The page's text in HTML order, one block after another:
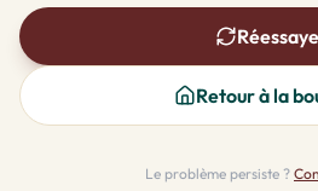
Retour à la
Le problème persiste ?